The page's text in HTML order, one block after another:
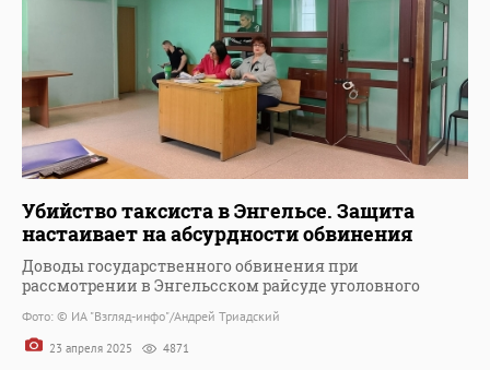
Убийство таксиста в Энгельсе. Защита
настаивает на абсурдности обвинения
Доводы государственного обвинения при
рассмотрении в Энгельсском райсуде уголовного
Фото: © ИА "Взгляд-инфо"/Андрей Триадский
23 апреля 2025 4871